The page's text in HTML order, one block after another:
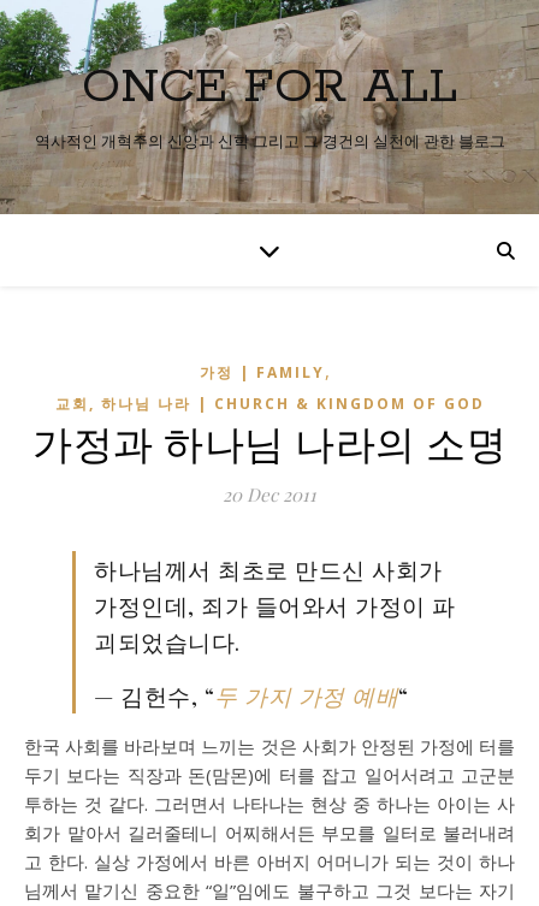
ONCE FOR ALL
역사적인 개혁주의 신앙과 신학 그리고 그 경건의 실천에 관한 블로그
가정 | FAMILY,
교회, 하나님 나라 | CHURCH & KINGDOM OF GOD
가정과 하나님 나라의 소명
20 Dec 2011
하나님께서 최초로 만드신 사회가
가정인데, 죄가 들어와서 가정이 파
괴되었습니다.
— 김헌수, “두 가지 가정 예배“
한국 사회를 바라보며 느끼는 것은 사회가 안정된 가정에 터를
두기 보다는 직장과 돈(맘몬)에 터를 잡고 일어서려고 고군분
투하는 것 같다. 그러면서 나타나는 현상 중 하나는 아이는 사
회가 맡아서 길러줄테니 어찌해서든 부모를 일터로 불러내려
고 한다. 실상 가정에서 바른 아버지 어머니가 되는 것이 하나
님께서 맡기신 중요한 “일”임에도 불구하고 그것 보다는 자기